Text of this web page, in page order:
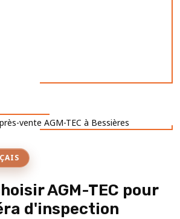
AGM-TEC pour
d'inspection